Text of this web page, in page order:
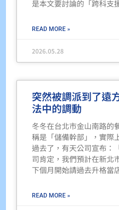
是本文要討論的「跨科支
READ MORE »
2026.05.28
突然被調派到了遠
法中的調動
冬冬在台北市金山南路的
稱是「儲備幹部」，實際
過去了，有天公司宣布：
司肯定，我們預計在新北
下個月開始請過去升格當
READ MORE »